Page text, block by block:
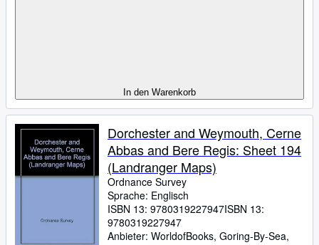
In den Warenkorb
Dorchester and Weymouth, Cerne
Abbas and Bere Regis: Sheet 194
(Landranger Maps)
Ordnance Survey
Sprache: Englisch
ISBN 13: 9780319227947ISBN 13:
9780319227947
Anbieter: WorldofBooks, Goring-By-Sea,